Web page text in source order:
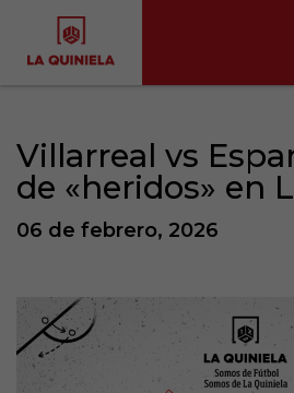
Villarreal vs
de «heridos» en
06 de febrero, 2026